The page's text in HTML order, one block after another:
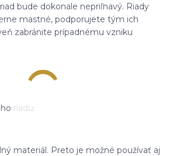
bude dokonale nepriľnavý. Riady
mastné, podporujete tým ich
zabránite prípadnému vzniku
riadu:
materiál. Preto je možné používať aj